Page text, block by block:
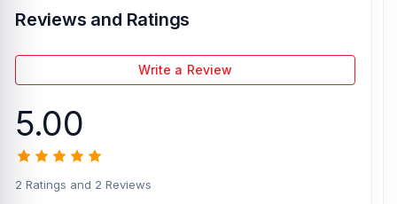
Reviews and Ratings
Write a Review
5.00
2 Ratings and 2 Reviews